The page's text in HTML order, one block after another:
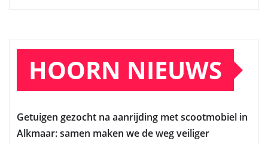
HOORN NIEUWS
Getuigen gezocht na aanrijding met scootmobiel in
Alkmaar: samen maken we de weg veiliger